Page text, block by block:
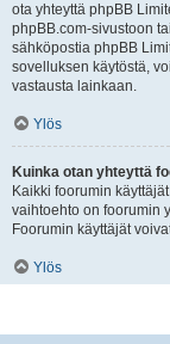
ota yhteyttä phpBB
phpBB.com-sivustoon
sähköpostia phpBB
sovelluksen käytöstä,
vastausta lainkaan.
Ylös
Kuinka otan yhteyttä
Kaikki foorumin
vaihtoehto on foorumin
Foorumin käyttäjät
Ylös